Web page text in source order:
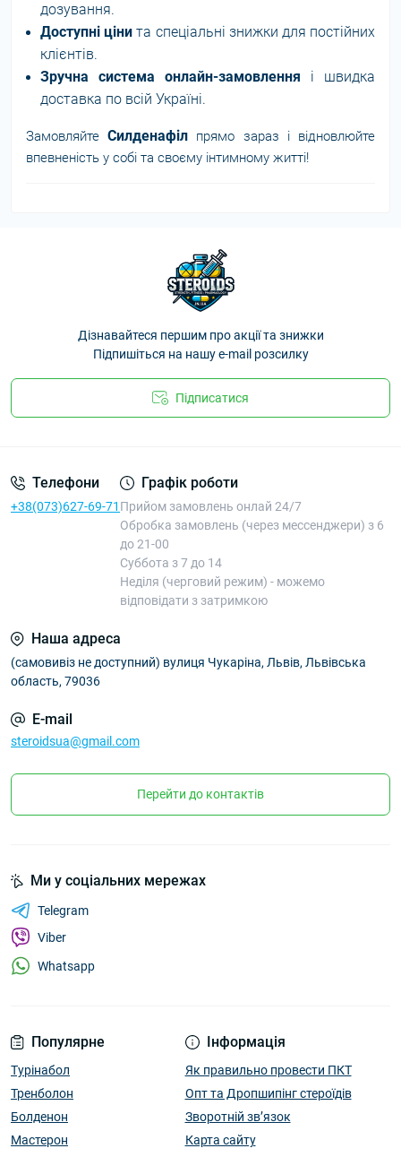
дозування.
Доступні цінита спеціальні знижки для постійних
клієнтів.
Зручна система онлайн-замовлення і швидка
доставка по всій Україні.
ЗамовляйтеСилденафіл прямо зараз і відновлюйте
впевненість у собі та своєму інтимному житті!
Дізнавайтеся першим про акції та знижки
Підпишіться на нашу e-mail розсилку
Підписатися
Телефони
+38(073)627-69-71
Графік роботи
Прийом замовлень онлай 24/7
Обробка замовлень (через мессенджери) з 6
до 21-00
Суббота з 7 до 14
Неділя (черговий режим) - можемо
відповідати з затримкою
Наша адреса
(самовивіз не доступний) вулиця Чукаріна, Львів, Львівська
область, 79036
E-mail
steroidsua@gmail.com
Перейти до контактів
Популярне
Турінабол
Тренболон
Болденон
Мастерон
Інформація
Як правильно провести ПКТ
Опт та Дропшипінг стероїдів
Зворотній зв’язок
Карта сайту
Ми у соціальних мережах
Telegram
Viber
Whatsapp